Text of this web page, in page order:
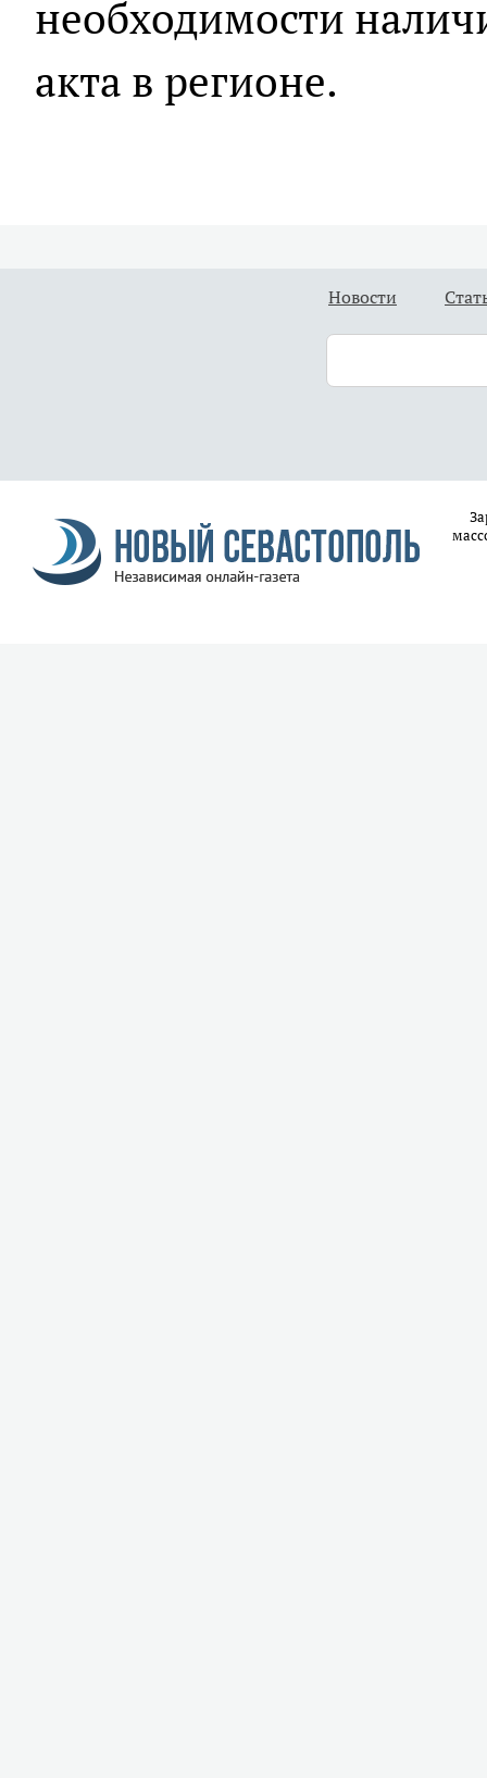
необходимости
акта в регионе.
Новости